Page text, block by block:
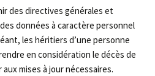
des directives générales et
données à caractère personnel
les héritiers d’une personne
en considération le décès de
mises à jour nécessaires.